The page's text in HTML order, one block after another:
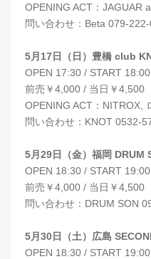
OPENING ACT：JAGUAR
問い合わせ：Beta 079-
5月17日（日）豊橋 club
OPEN 17:30 / START 18:00
前売￥4,000 / 当日￥4,500
OPENING ACT：NITROX,
問い合わせ：KNOT 0532-
5月29日（金）福岡 DRUM
OPEN 18:30 / START 19:00
前売￥4,000 / 当日￥4,500
問い合わせ：DRUM SON
5月30日（土）広島
OPEN 18:30 / START 19:00